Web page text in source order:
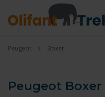
Peugeot Boxer
Peugeot Boxer